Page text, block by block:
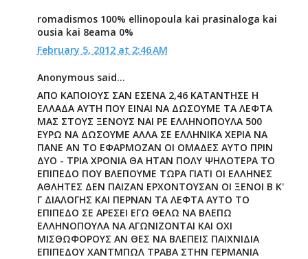
romadismos 100% ellinopoula kai prasinaloga kai
ousia kai 8eama 0%
February 5, 2012 at 2:46 AM
Anonymous said...
ΑΠΟ ΚΑΠΟΙΟΥΣ ΣΑΝ ΕΣΕΝΑ 2,46 ΚΑΤΑΝΤΗΣΕ Η
ΕΛΛΑΔΑ ΑΥΤΗ ΠΟΥ ΕΙΝΑΙ ΝΑ ΔΩΣΟΥΜΕ ΤΑ ΛΕΦΤΑ
ΜΑΣ ΣΤΟΥΣ ΞΕΝΟΥΣ ΝΑΙ ΡΕ ΕΛΛΗΝΟΠΟΥΛΑ 500
ΕΥΡΩ ΝΑ ΔΩΣΟΥΜΕ ΑΛΛΑ ΣΕ ΕΛΛΗΝΙΚΑ ΧΕΡΙΑ ΝΑ
ΠΑΝΕ ΑΝ ΤΟ ΕΦΑΡΜΟΖΑΝ ΟΙ ΟΜΑΔΕΣ ΑΥΤΟ ΠΡΙΝ
ΔΥΟ - ΤΡΙΑ ΧΡΟΝΙΑ ΘΑ ΗΤΑΝ ΠΟΛΥ ΨΗΛΟΤΕΡΑ ΤΟ
ΕΠΙΠΕΔΟ ΠΟΥ ΒΛΕΠΟΥΜΕ ΤΩΡΑ ΓΙΑΤΙ ΟΙ ΕΛΛΗΝΕΣ
ΑΘΛΗΤΕΣ ΔΕΝ ΠΑΙΖΑΝ ΕΡΧΟΝΤΟΥΣΑΝ ΟΙ ΞΕΝΟΙ Β Κ'
Γ ΔΙΑΛΟΓΗΣ ΚΑΙ ΠΕΡΝΑΝ ΤΑ ΛΕΦΤΑ ΑΥΤΟ ΤΟ
ΕΠΙΠΕΔΟ ΣΕ ΑΡΕΣΕΙ ΕΓΩ ΘΕΛΩ ΝΑ ΒΛΕΠΩ
ΕΛΛΗΝΟΠΟΥΛΑ ΝΑ ΑΓΩΝΙΖΟΝΤΑΙ ΚΑΙ ΟΧΙ
ΜΙΣΘΩΦΟΡΟΥΣ ΑΝ ΘΕΣ ΝΑ ΒΛΕΠΕΙΣ ΠΑΙΧΝΙΔΙΑ
ΕΠΙΠΕΔΟΥ ΧΑΝΤΜΠΩΛ ΤΡΑΒΑ ΣΤΗΝ ΓΕΡΜΑΝΙΑ